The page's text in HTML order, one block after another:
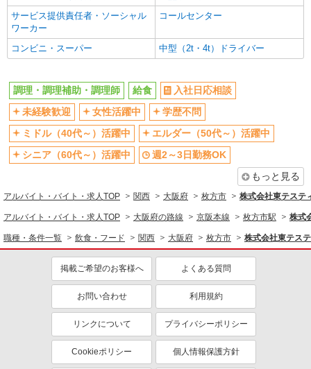
制服貸与
同じ職種から求人を探す
調理・調理補助・調理師
同じ特徴から求人を探す
未経験歓迎
ミドル（40代～）活躍中
週2～3日勤務OK
車通勤OK
社会保険あり
産休・育休取得実績あり
サービス提供責任者・ソーシャル
ワーカー
コールセンター
コンビニ・スーパー 中型（2t・4t）ドライバー
調理・調理補助・調理師 給食
入社日応相談
未経験歓迎
女性活躍中
学歴不問
ミドル（40代～）活躍中
エルダー（50代～）活躍中
シニア（60代～）活躍中
週2～3日勤務OK
もっと見る
アルバイト・バイト・求人TOP 関西 大阪府 枚方市 株式会社東テステ
アルバイト・バイト・求人TOP 大阪府の路線 京阪本線 枚方市駅 株式
職種・条件一覧 飲食・フード 関西 大阪府 枚方市 株式会社東テス
掲載ご希望のお客様へ よくある質問
お問い合わせ 利用規約
リンクについて プライバシーポリシー
Cookieポリシー 個人情報保護方針